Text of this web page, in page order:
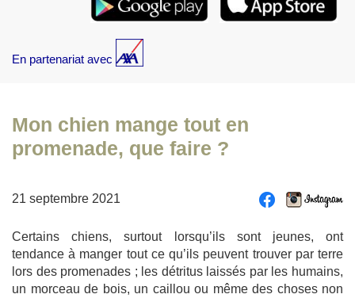
En partenariat avec
Mon chien mange tout en
promenade, que faire ?
21 septembre 2021
Certains chiens, surtout lorsqu’ils sont jeunes, ont
tendance à manger tout ce qu’ils peuvent trouver par terre
lors des promenades ; les détritus laissés par les humains,
un morceau de bois, un caillou ou même des choses non